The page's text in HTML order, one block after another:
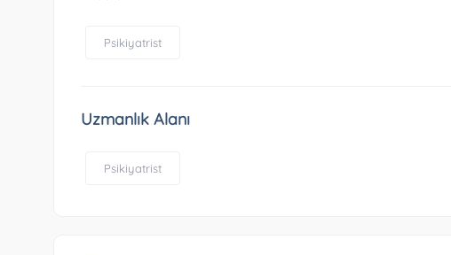
Psikiyatrist
Uzmanlık Alanı
Psikiyatrist